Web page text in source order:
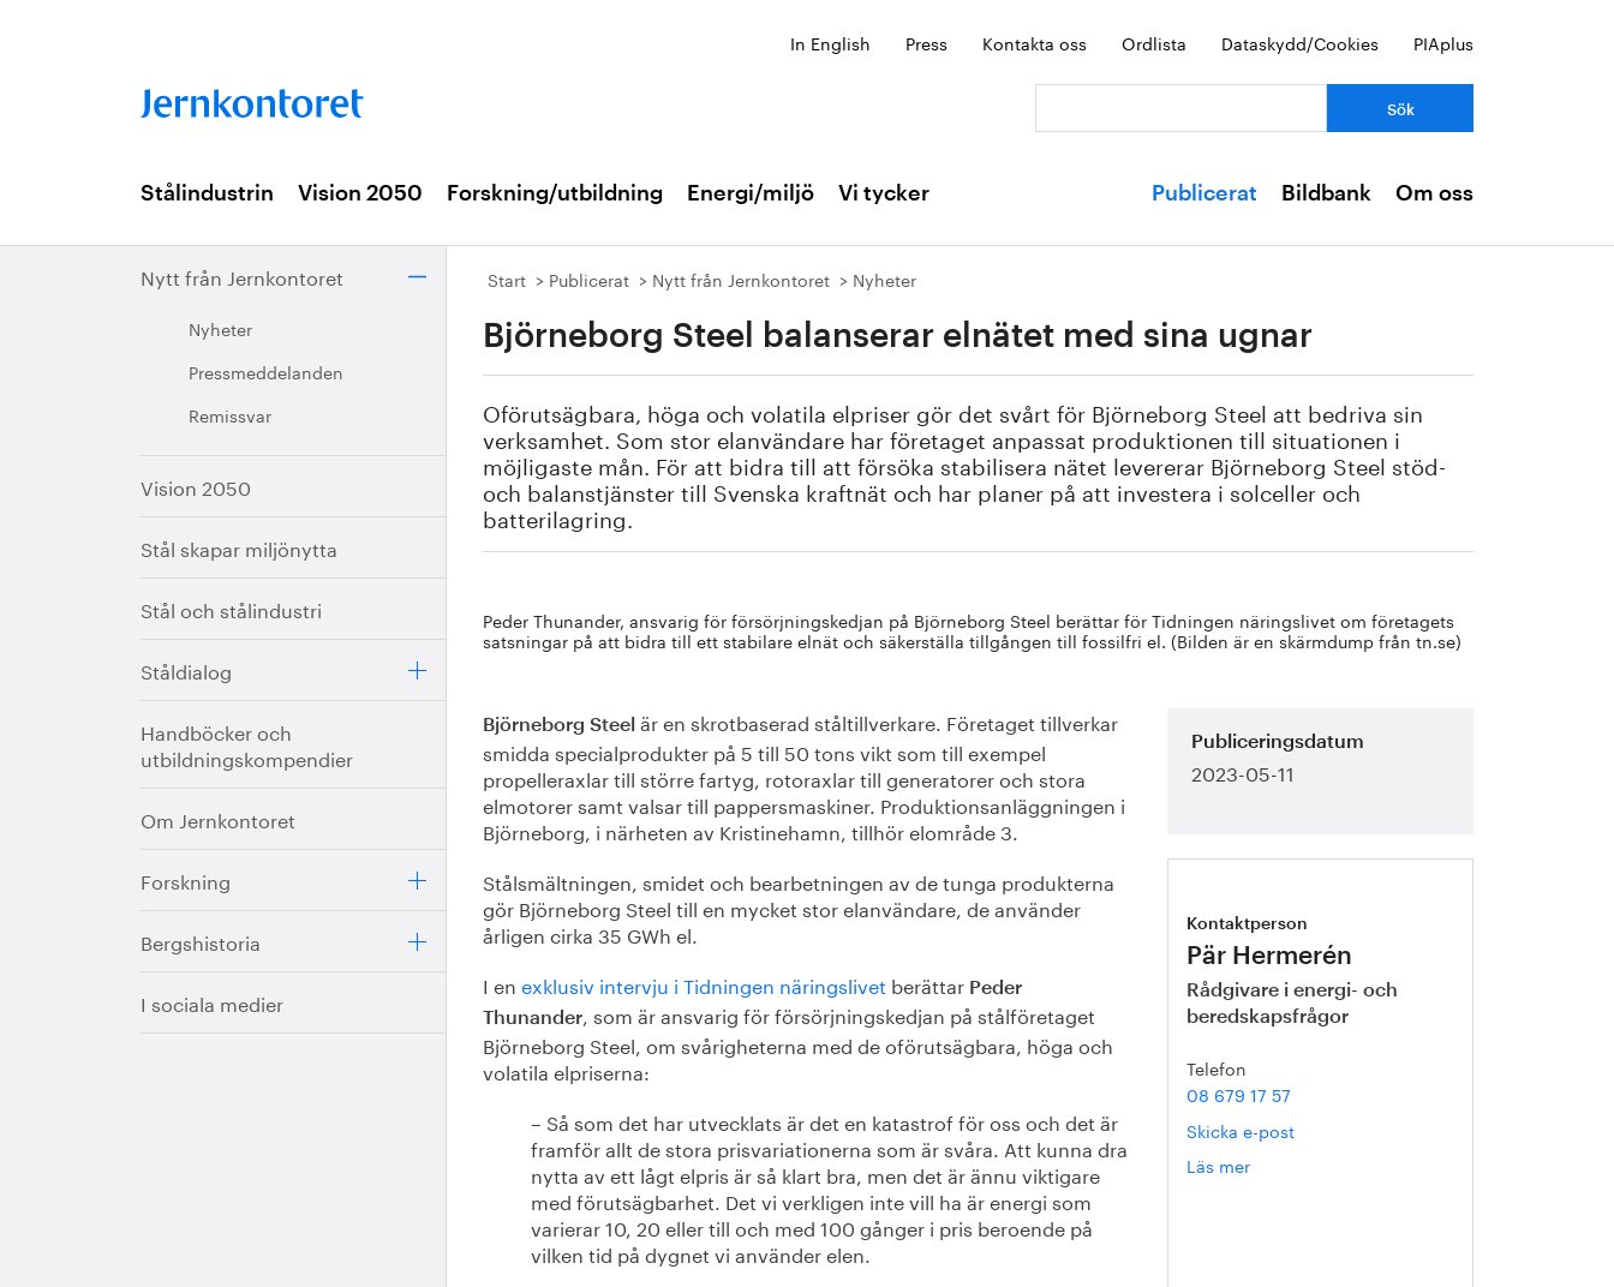
In English Press Kontakta oss Ordlista Dataskydd/Cookies PIAplus
Stålindustrin Vision 2050 Forskning/utbildning Energi/miljö Vi tycker Publicerat Bildbank Om oss
Nytt från Jernkontoret
Nyheter
Pressmeddelanden
Remissvar
Vision 2050
Stål skapar miljönytta
Stål och stålindustri
Ståldialog
Handböcker och
utbildningskompendier
Om Jernkontoret
Forskning
Bergshistoria
I sociala medier
Start Publicerat Nytt från Jernkontoret Nyheter
Björneborg Steel balanserar elnätet med sina ugnar
Oförutsägbara, höga och volatila elpriser gör det svårt för Björneborg Steel att bedriva sin
verksamhet. Som stor elanvändare har företaget anpassat produktionen till situationen i
möjligaste mån. För att bidra till att försöka stabilisera nätet levererar Björneborg Steel stöd-
och balanstjänster till Svenska kraftnät och har planer på att investera i solceller och
batterilagring.
Peder Thunander, ansvarig för försörjningskedjan på Björneborg Steel berättar för Tidningen näringslivet om företagets
satsningar på att bidra till ett stabilare elnät och säkerställa tillgången till fossilfri el. (Bilden är en skärmdump från tn.se)
Björneborg Steel är en skrotbaserad ståltillverkare. Företaget tillverkar
smidda specialprodukter på 5 till 50 tons vikt som till exempel
propelleraxlar till större fartyg, rotoraxlar till generatorer och stora
elmotorer samt valsar till pappersmaskiner. Produktionsanläggningen i
Björneborg, i närheten av Kristinehamn, tillhör elområde 3.
Stålsmältningen, smidet och bearbetningen av de tunga produkterna
gör Björneborg Steel till en mycket stor elanvändare, de använder
årligen cirka 35 GWh el.
I en exklusiv intervju i Tidningen näringslivet berättar Peder
Thunander, som är ansvarig för försörjningskedjan på stålföretaget
Björneborg Steel, om svårigheterna med de oförutsägbara, höga och
volatila elpriserna:
– Så som det har utvecklats är det en katastrof för oss och det är
framför allt de stora prisvariationerna som är svåra. Att kunna dra
nytta av ett lågt elpris är så klart bra, men det är ännu viktigare
med förutsägbarhet. Det vi verkligen inte vill ha är energi som
varierar 10, 20 eller till och med 100 gånger i pris beroende på
vilken tid på dygnet vi använder elen.
Publiceringsdatum
2023-05-11
Kontaktperson
Pär Hermerén
Rådgivare i energi- och
beredskapsfrågor
Telefon
08 679 17 57
Skicka e-post
Läs mer